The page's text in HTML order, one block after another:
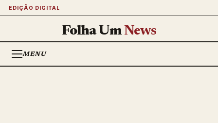
EDIÇÃO DIGITAL
Folha UmNews
MENU